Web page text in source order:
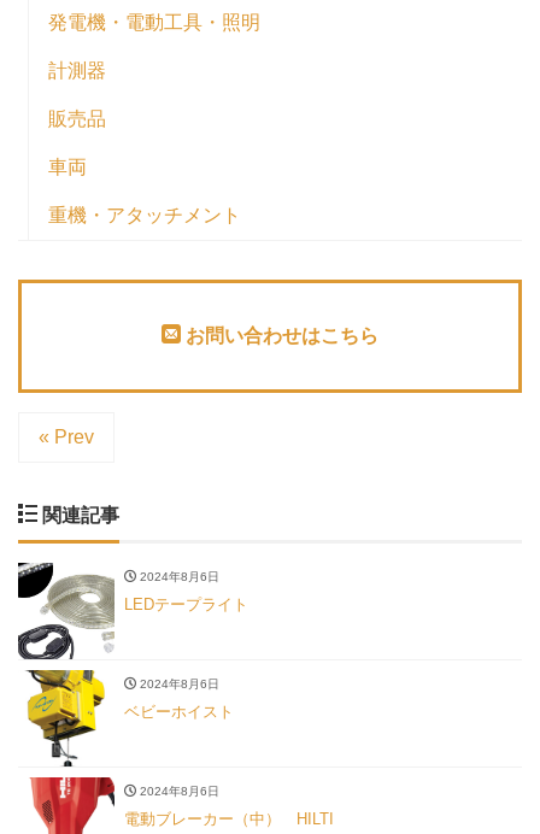
発電機・電動工具・照明
計測器
販売品
車両
重機・アタッチメント
お問い合わせはこちら
« Prev
関連記事
2024年8月6日
LEDテープライト
2024年8月6日
ベビーホイスト
2024年8月6日
電動ブレーカー（中） HILTI